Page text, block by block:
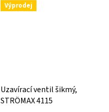
Výprodej
Uzavírací ventil šikmý,
STRÖMAX 4115